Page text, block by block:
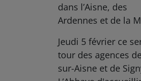
dans l’Aisne, des
Ardennes et de la
Jeudi 5 février ce
tour des agences
sur-Aisne et de